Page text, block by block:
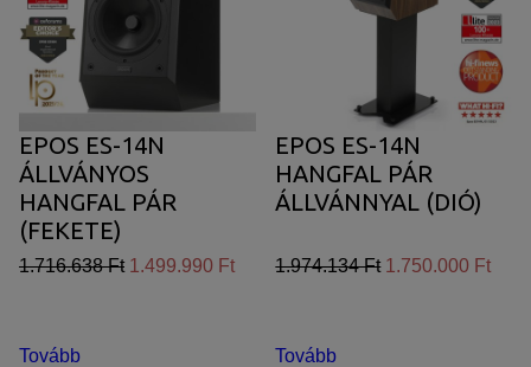
EPOS ES-14N
ÁLLVÁNYOS
HANGFAL PÁR
(FEKETE)
1.716.638 Ft 1.499.990 Ft
Tovább
EPOS ES-14N
HANGFAL PÁR
ÁLLVÁNNYAL (DIÓ)
1.974.134 Ft 1.750.000 Ft
Tovább
Azért települnek ezek a sütik, hogy a felhasználót számára
egyedi, releváns, érdeklődési körébe tartozó
reklámajánlatokkal tudjuk megcélozni.